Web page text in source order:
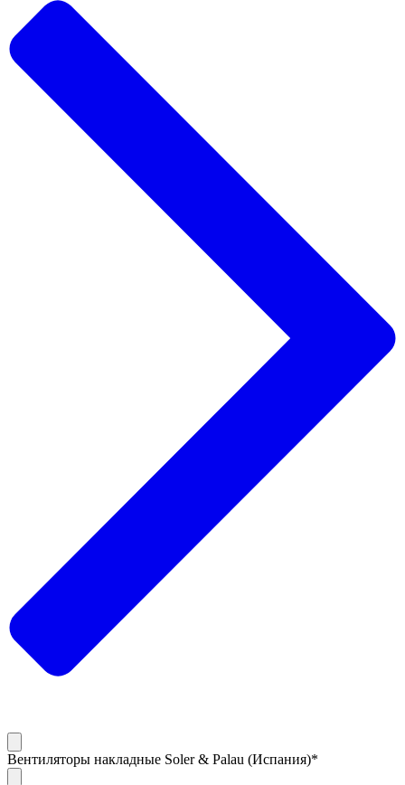
Вентиляторы накладные Soler & Palau (Испания)*